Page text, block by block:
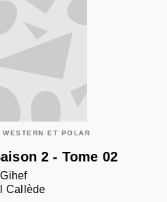
WESTERN ET POLAR
2 - Tome 02
Gihef
Callède